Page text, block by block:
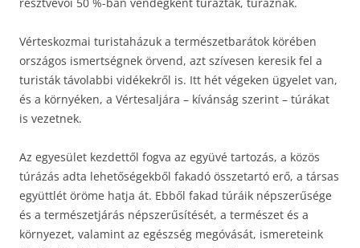
Vérteskozmai turistaházuk a természetbarátok körében
országos ismertségnek örvend, azt szívesen keresik fel a
turisták távolabbi vidékekről is. Itt hét végeken ügyelet van,
és a környéken, a Vértesaljára – kívánság szerint – túrákat
is vezetnek.
Az egyesület kezdettől fogva az együvé tartozás, a közös
túrázás adta lehetőségekből fakadó összetartó erő, a társas
együttlét öröme hatja át. Ebből fakad túráik népszerűsége
és a természetjárás népszerűsítését, a természet és a
környezet, valamint az egészség megóvását, ismereteink